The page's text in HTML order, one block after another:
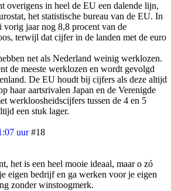
overigens in heel de EU een dalende lijn,
het statistische bureau van de EU. In
jaar nog 8,8 procent van de
terwijl dat cijfer in de landen met de euro
net als Nederland weinig werklozen.
de meeste werklozen en wordt gevolgd
De EU houdt bij cijfers als deze altijd
haar aartsrivalen Japan en de Verenigde
werkloosheidscijfers tussen de 4 en 5
een stuk lager.
uur #18
het is een heel mooie ideaal, maar o zó
eigen bedrijf en ga werken voor je eigen
zonder winstoogmerk.